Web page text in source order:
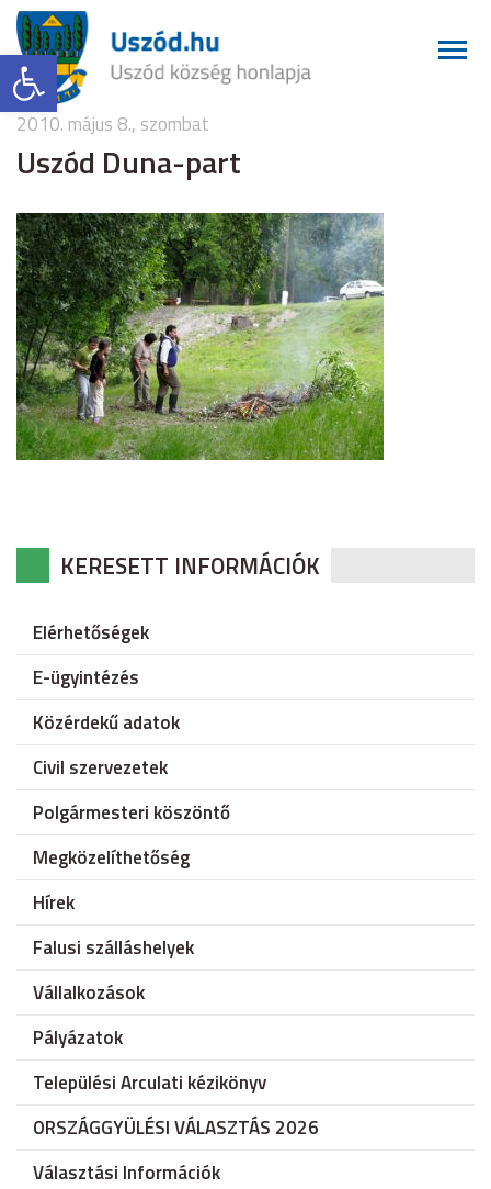
Eszköztár megnyitása
2010. május 8., szombat
Uszód Duna-part
KERESETT INFORMÁCIÓK
Elérhetőségek
E-ügyintézés
Közérdekű adatok
Civil szervezetek
Polgármesteri köszöntő
Megközelíthetőség
Hírek
Falusi szálláshelyek
Vállalkozások
Pályázatok
Települési Arculati kézikönyv
ORSZÁGGYÜLÉSI VÁLASZTÁS 2026
Választási Információk